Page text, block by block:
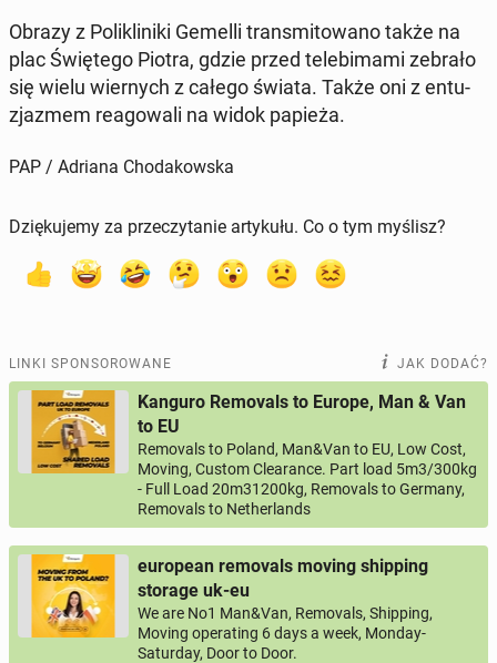
Obrazy z Po­li­kli­ni­ki Gemelli trans­mi­to­wa­no także na
plac Świę­te­go Piotra, gdzie przed te­le­bi­ma­mi zebrało
się wielu wier­nych z całego świata. Także oni z en­tu­
zja­zmem re­ago­wa­li na widok papieża.
PAP / Adriana Chodakowska
Dziękujemy za przeczytanie artykułu. Co o tym myślisz?
LINKI SPONSOROWANE JAK DODAĆ?
Kanguro Removals to Europe, Man & Van
to EU
Removals to Poland, Man&Van to EU, Low Cost,
Moving, Custom Clearance. Part load 5m3/300kg
- Full Load 20m31200kg, Removals to Germany,
Removals to Netherlands
european removals moving shipping
storage uk-eu
We are No1 Man&Van, Removals, Shipping,
Moving operating 6 days a week, Monday-
Saturday, Door to Door.